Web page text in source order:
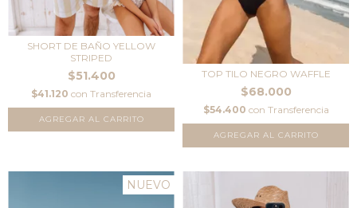
SHORT DE BAÑO YELLOW
STRIPED
$51.400
$41.120 con Transferencia
AGREGAR AL CARRITO
TOP TILO NEGRO WAFFLE
$68.000
$54.400 con Transferencia
AGREGAR AL CARRITO
NUEVO